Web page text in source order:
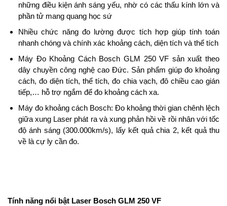
những điều kiện ánh sáng yếu, nhờ có các thấu kính lớn và
phần tử mang quang học sứ
Nhiều chức năng đo lường được tích hợp giúp tính toán
nhanh chóng và chính xác khoảng cách, diện tích và thể tích
Máy Đo Khoảng Cách Bosch GLM 250 VF sản xuất theo
dây chuyền công nghệ cao Đức. Sản phẩm giúp đo khoảng
cách, đo diện tích, thể tích, đo chia vạch, đô chiều cao gián
tiếp,… hỗ trợ ngắm để đo khoảng cách xa.
Máy đo khoảng cách Bosch: Đo khoảng thời gian chênh lệch
giữa xung Laser phát ra và xung phản hồi về rồi nhân với tốc
độ ánh sáng (300.000km/s), lấy kết quả chia 2, kết quả thu
về là cự ly cần đo.
Tính năng nổi bật Laser Bosch GLM 250 VF